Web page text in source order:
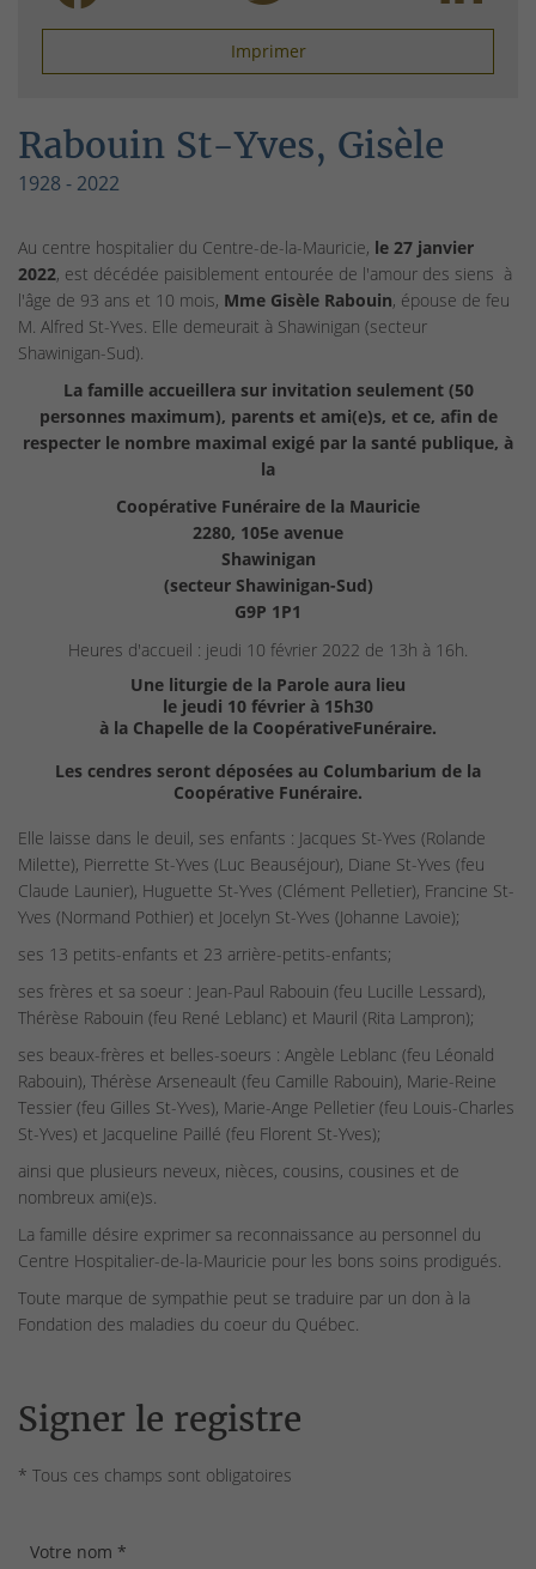
Imprimer
Rabouin St-Yves, Gisèle
1928 - 2022
Au centre hospitalier du Centre-de-la-Mauricie, le 27 janvier
2022, est décédée paisiblement entourée de l'amour des siens à
l'âge de 93 ans et 10 mois, Mme Gisèle Rabouin, épouse de feu
M. Alfred St-Yves. Elle demeurait à Shawinigan (secteur
Shawinigan-Sud).
La famille accueillera sur invitation seulement (50
personnes maximum), parents et ami(e)s, et ce, afin de
respecter le nombre maximal exigé par la santé publique, à
la
Coopérative Funéraire de la Mauricie
2280, 105e avenue
Shawinigan
(secteur Shawinigan-Sud)
G9P 1P1
Heures d'accueil : jeudi 10 février 2022 de 13h à 16h.
Une liturgie de la Parole aura lieu
le jeudi 10 février à 15h30
à la Chapelle de la CoopérativeFunéraire.
Les cendres seront déposées au Columbarium de la
Coopérative Funéraire.
Elle laisse dans le deuil, ses enfants : Jacques St-Yves (Rolande
Milette), Pierrette St-Yves (Luc Beauséjour), Diane St-Yves (feu
Claude Launier), Huguette St-Yves (Clément Pelletier), Francine St-
Yves (Normand Pothier) et Jocelyn St-Yves (Johanne Lavoie);
ses 13 petits-enfants et 23 arrière-petits-enfants;
ses frères et sa soeur : Jean-Paul Rabouin (feu Lucille Lessard),
Thérèse Rabouin (feu René Leblanc) et Mauril (Rita Lampron);
ses beaux-frères et belles-soeurs : Angèle Leblanc (feu Léonald
Rabouin), Thérèse Arseneault (feu Camille Rabouin), Marie-Reine
Tessier (feu Gilles St-Yves), Marie-Ange Pelletier (feu Louis-Charles
St-Yves) et Jacqueline Paillé (feu Florent St-Yves);
ainsi que plusieurs neveux, nièces, cousins, cousines et de
nombreux ami(e)s.
La famille désire exprimer sa reconnaissance au personnel du
Centre Hospitalier-de-la-Mauricie pour les bons soins prodigués.
Toute marque de sympathie peut se traduire par un don à la
Fondation des maladies du coeur du Québec.
Signer le registre
* Tous ces champs sont obligatoires
Votre nom *